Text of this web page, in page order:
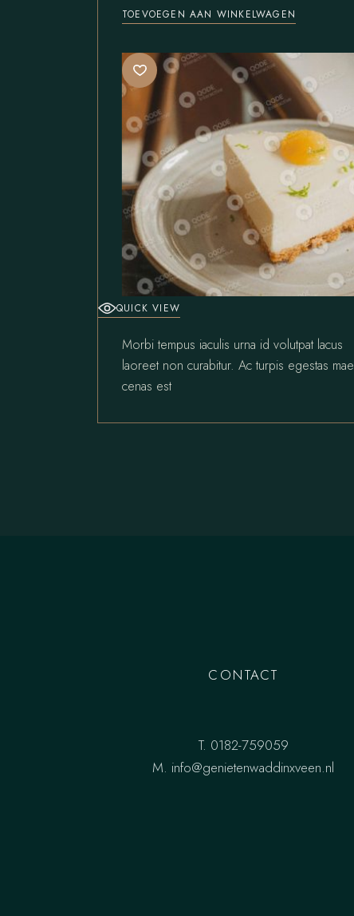
TOEVOEGEN AAN WINKELWAGEN
QUICK VIEW
Morbi tempus iaculis urna id volutpat lacus
laoreet non curabitur. Ac turpis egestas mae
cenas est
CONTACT
T. 0182-759059
M. info@genietenwaddinxveen.nl